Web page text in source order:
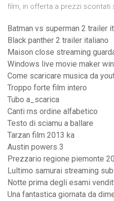
film, in offerta a prezzi scontati
Batman vs superman 2 trailer
Black panther 2 trailer italiano
Maison close streaming
Windows live movie maker
Come scaricare musica da
Troppo forte film intero
Tubo a_scarica
Canti rns ordine alfabetico
Testo di sciamu a ballare
Tarzan film 2013 ka
Austin powers 3
Prezzario regione piemonte
Lultimo samurai streaming
Notte prima degli esami
Una fantastica giornata da